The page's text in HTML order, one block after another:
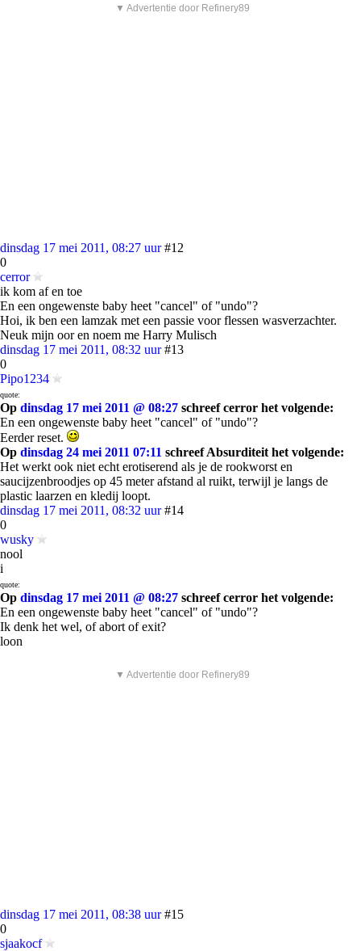
▼ Advertentie door Refinery89
dinsdag 17 mei 2011, 08:27 uur #12
0
cerror
ik kom af en toe
En een ongewenste baby heet "cancel" of "undo"?
Hoi, ik ben een lamzak met een passie voor flessen wasverzachter.
Neuk mijn oor en noem me Harry Mulisch
dinsdag 17 mei 2011, 08:32 uur #13
0
Pipo1234
quote:
Op dinsdag 17 mei 2011 @ 08:27 schreef cerror het volgende:
En een ongewenste baby heet "cancel" of "undo"?
Eerder reset.
Op dinsdag 24 mei 2011 07:11 schreef Absurditeit het volgende:
Het werkt ook niet echt erotiserend als je de rookworst en
saucijzenbroodjes op 45 meter afstand al ruikt, terwijl je langs de
plastic laarzen en kledij loopt.
dinsdag 17 mei 2011, 08:32 uur #14
0
wusky
nool
i
quote:
Op dinsdag 17 mei 2011 @ 08:27 schreef cerror het volgende:
En een ongewenste baby heet "cancel" of "undo"?
Ik denk het wel, of abort of exit?
loon
▼ Advertentie door Refinery89
dinsdag 17 mei 2011, 08:38 uur #15
0
sjaakocf